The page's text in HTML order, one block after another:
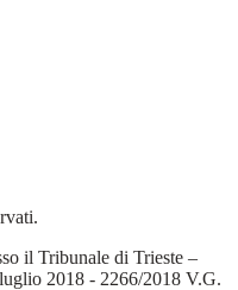
il Tribunale di Trieste –
2018 - 2266/2018 V.G.